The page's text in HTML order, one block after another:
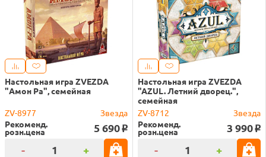
Настольная игра ZVEZDA
"Амон Ра", семейная
ZV-8977
Звезда
Рекоменд.
розн.цена 5 690 o
- +
Настольная игра ZVEZDA
"AZUL. Летний дворец.",
семейная
ZV-8712
Звезда
Рекоменд.
розн.цена 3 990 o
- +